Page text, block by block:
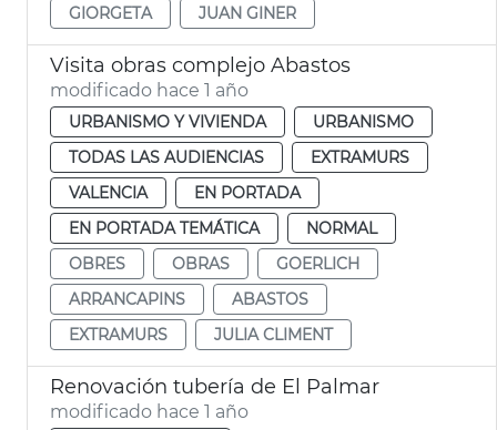
GIORGETA
JUAN GINER
Visita obras complejo Abastos
modificado hace 1 año
URBANISMO Y VIVIENDA
URBANISMO
TODAS LAS AUDIENCIAS
EXTRAMURS
VALENCIA
EN PORTADA
EN PORTADA TEMÁTICA
NORMAL
OBRES
OBRAS
GOERLICH
ARRANCAPINS
ABASTOS
EXTRAMURS
JULIA CLIMENT
Renovación tubería de El Palmar
modificado hace 1 año